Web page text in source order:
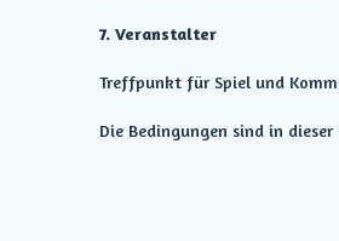
7. Veranstalter
Treffpunkt für Spiel und
Die Bedingungen sind in